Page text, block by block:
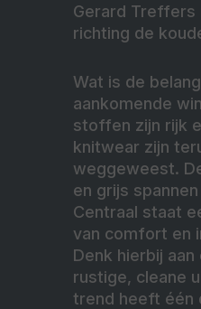
Gerard Treffers
richting de
Wat is de
aankomende
stoffen zijn rijk
knitwear zijn
weggeweest.
en grijs
Centraal staat
van comfort en
Denk hierbij
rustige, cleane
trend heeft één